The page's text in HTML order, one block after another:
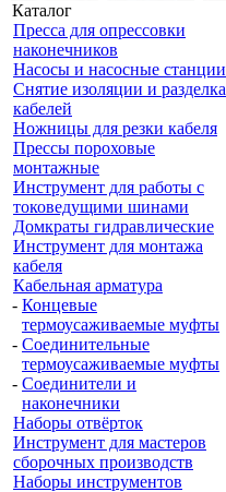
Каталог
Пресса для опрессовки
наконечников
Насосы и насосные станции
Снятие изоляции и разделка
кабелей
Ножницы для резки кабеля
Прессы пороховые
монтажные
Инструмент для работы с
токоведущими шинами
Домкраты гидравлические
Инструмент для монтажа
кабеля
Кабельная арматура
- Концевые
термоусаживаемые муфты
- Соединительные
термоусаживаемые муфты
- Соединители и
наконечники
Наборы отвёрток
Инструмент для мастеров
сборочных производств
Наборы инструментов